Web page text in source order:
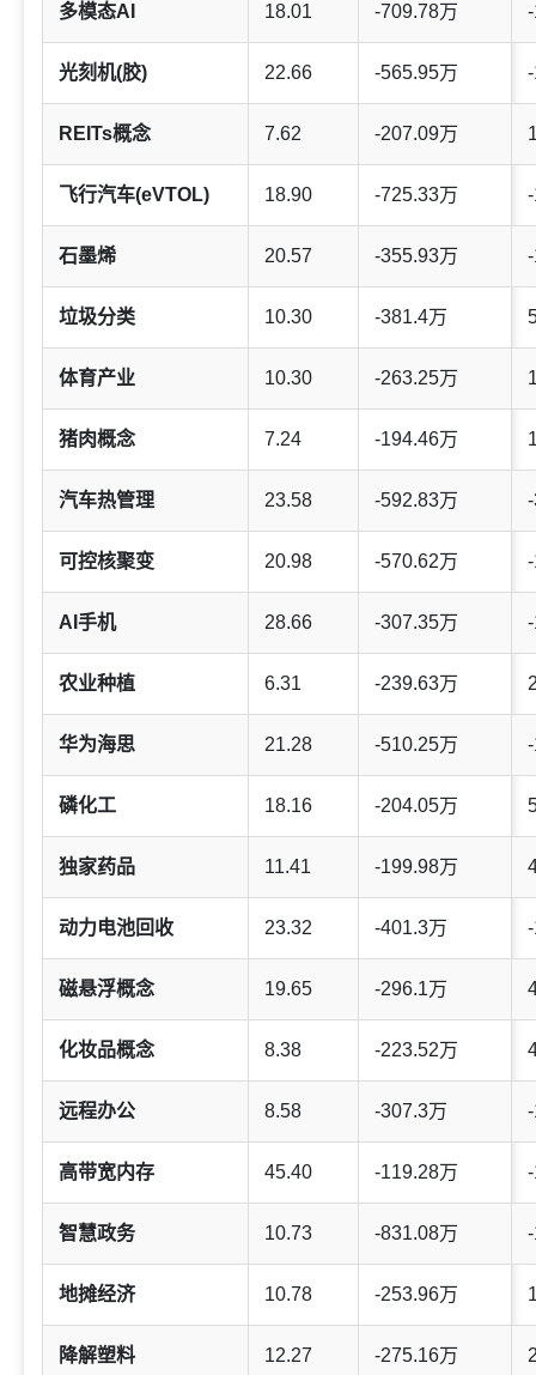
多模态AI 18.01 -709.78万
光刻机(胶) 22.66 -565.95万
REITs概念 7.62 -207.09万
飞行汽车(eVTOL) 18.90 -725.33万
石墨烯 20.57 -355.93万
垃圾分类 10.30 -381.4万
体育产业 10.30 -263.25万
猪肉概念 7.24 -194.46万
汽车热管理 23.58 -592.83万
可控核聚变 20.98 -570.62万
AI手机 28.66 -307.35万
农业种植 6.31 -239.63万
华为海思 21.28 -510.25万
磷化工 18.16 -204.05万
独家药品 11.41 -199.98万
动力电池回收 23.32 -401.3万
磁悬浮概念 19.65 -296.1万
化妆品概念 8.38 -223.52万
远程办公 8.58 -307.3万
高带宽内存 45.40 -119.28万
智慧政务 10.73 -831.08万
地摊经济 10.78 -253.96万
降解塑料 12.27 -275.16万